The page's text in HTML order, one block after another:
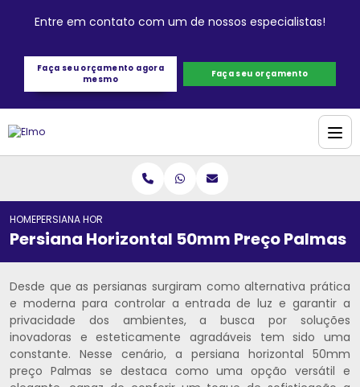
Entre em contato com um de nossos especialistas!
Faça seu orçamento agora
mesmo
Faça seu orçamento
HOMEPERSIANA HORIZONTAL 50MM PREÇO PALMAS
Persiana Horizontal 50mm Preço Palmas
Desde que as persianas surgiram como alternativa prática
e moderna para controlar a entrada de luz e garantir a
privacidade dos ambientes, a busca por soluções
inovadoras e esteticamente agradáveis tem sido uma
constante. Nesse cenário, a persiana horizontal 50mm
preço Palmas se destaca como uma opção versátil e